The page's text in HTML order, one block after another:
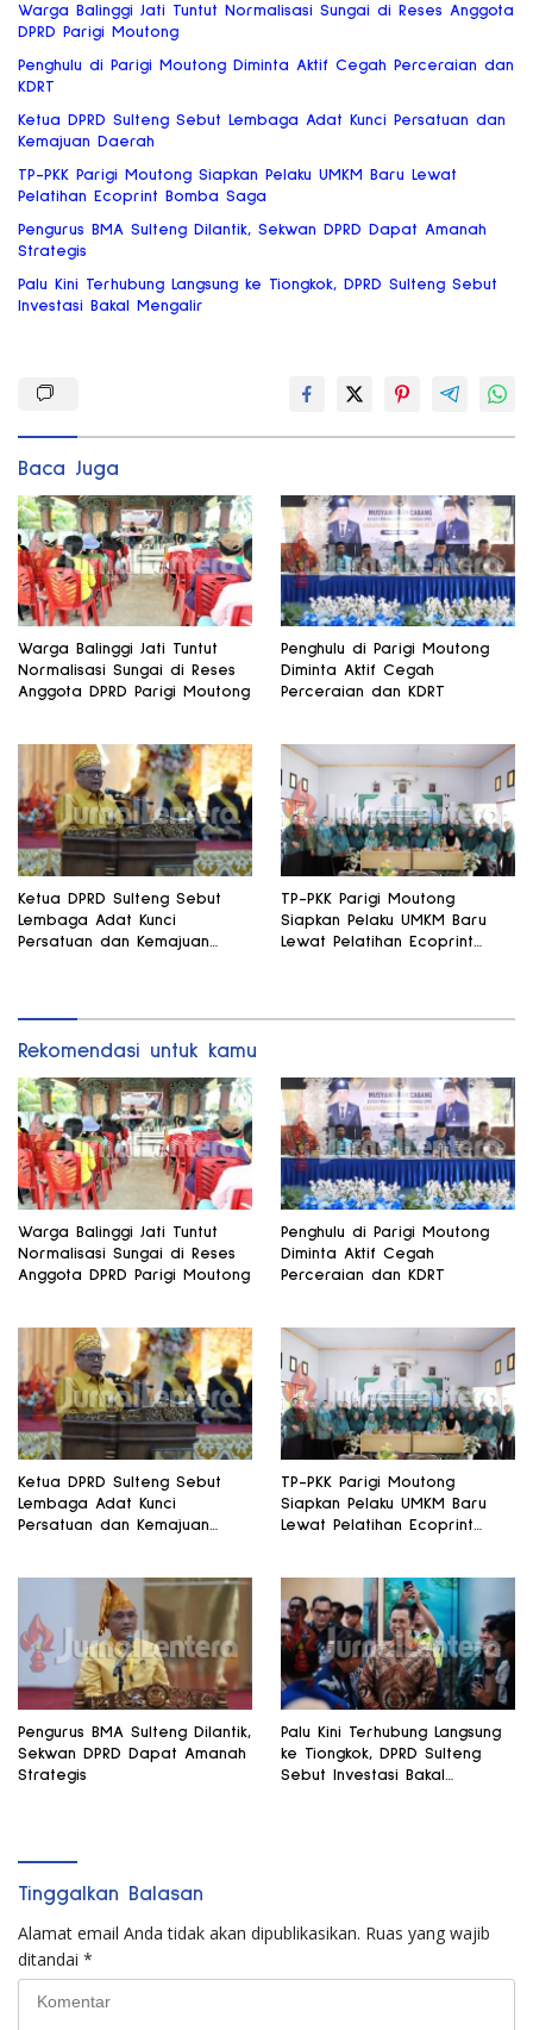
Warga Balinggi Jati Tuntut Normalisasi Sungai di Reses Anggota
DPRD Parigi Moutong
Penghulu di Parigi Moutong Diminta Aktif Cegah Perceraian dan
KDRT
Ketua DPRD Sulteng Sebut Lembaga Adat Kunci Persatuan dan
Kemajuan Daerah
TP-PKK Parigi Moutong Siapkan Pelaku UMKM Baru Lewat
Pelatihan Ecoprint Bomba Saga
Pengurus BMA Sulteng Dilantik, Sekwan DPRD Dapat Amanah
Strategis
Palu Kini Terhubung Langsung ke Tiongkok, DPRD Sulteng Sebut
Investasi Bakal Mengalir
Baca Juga
Warga Balinggi Jati Tuntut
Normalisasi Sungai di Reses
Anggota DPRD Parigi Moutong
Penghulu di Parigi Moutong
Diminta Aktif Cegah
Perceraian dan KDRT
Ketua DPRD Sulteng Sebut
Lembaga Adat Kunci
Persatuan dan Kemajuan
TP-PKK Parigi Moutong
Siapkan Pelaku UMKM Baru
Lewat Pelatihan Ecoprint
Rekomendasi untuk kamu
Warga Balinggi Jati Tuntut
Normalisasi Sungai di Reses
Anggota DPRD Parigi Moutong
Penghulu di Parigi Moutong
Diminta Aktif Cegah
Perceraian dan KDRT
Ketua DPRD Sulteng Sebut
Lembaga Adat Kunci
Persatuan dan Kemajuan
TP-PKK Parigi Moutong
Siapkan Pelaku UMKM Baru
Lewat Pelatihan Ecoprint
Pengurus BMA Sulteng Dilantik,
Sekwan DPRD Dapat Amanah
Strategis
Palu Kini Terhubung Langsung
ke Tiongkok, DPRD Sulteng
Sebut Investasi Bakal
Tinggalkan Balasan
Alamat email Anda tidak akan dipublikasikan. Ruas yang wajib
ditandai *